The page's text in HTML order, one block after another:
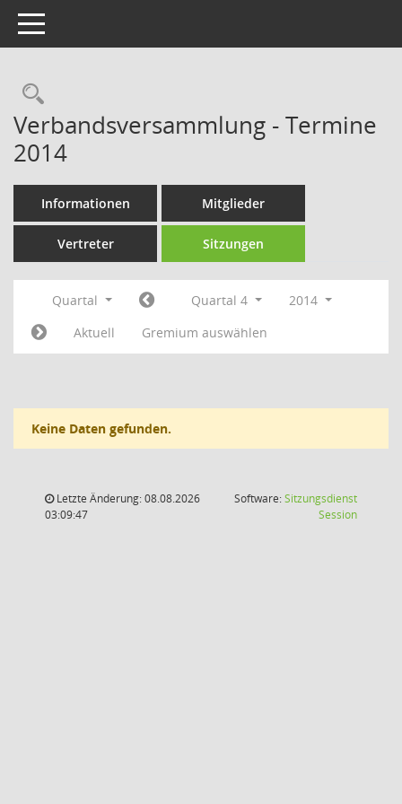
Toggle navigation
Rechercheauswahl
Verbandsversammlung - Termine
2014
Informationen Mitglieder
Vertreter Sitzungen
Quartal Quartal 4
2014
Aktuell
Gremium auswählen
Keine Daten gefunden.
Letzte Änderung: 08.08.2026
03:09:47
Software:Sitzungsdienst
Session(Wird in